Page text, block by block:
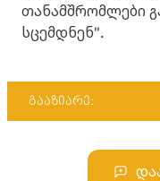
თანამშრომლები
სცემდნენ".
გააზიარე: